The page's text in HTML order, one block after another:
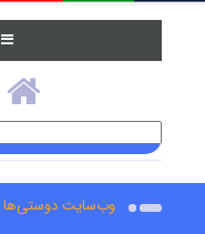
وب‌سایت دوستی‌ها